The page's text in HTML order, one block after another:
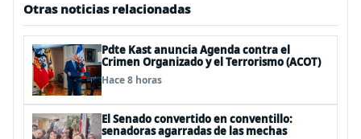
Otras noticias relacionadas
Pdte Kast anuncia Agenda contra el
Crimen Organizado y el Terrorismo (ACOT)
Hace 8 horas
El Senado convertido en conventillo:
senadoras agarradas de las mechas